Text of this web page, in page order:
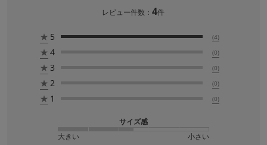
レビュー件数：4件
★ 5 (4)
★ 4 (0)
★ 3 (0)
★ 2 (0)
★ 1 (0)
サイズ感
大きい
小さい